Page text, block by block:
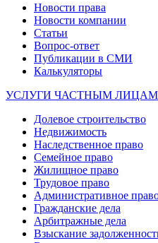
Новости права
Новости компании
Статьи
Вопрос-ответ
Публикации в СМИ
Калькуляторы
УСЛУГИ ЧАСТНЫМ
Долевое строительство
Недвижимость
Наследственное право
Семейное право
Жилищное право
Трудовое право
Административное
Гражданские дела
Арбитражные дела
Взыскание